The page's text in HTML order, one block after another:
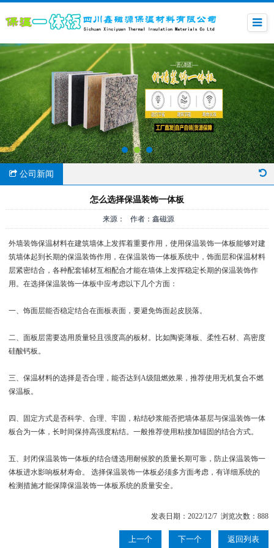
公司新闻
怎么选择保温装饰一体板
来源： 作者：鑫磁源
外墙装饰保温材料在建筑墙体上发挥着重要作用，使用保温装饰一体板能够对建
筑墙体起到长期的保温装饰作用，在保温装饰一体板系统中，饰面层和保温材料
层紧密结合，各种配套辅材互相配合才能在墙体上发挥稳定长期的保温装饰作
用。在选择保温装饰一体板中应考虑以下几个方面：
一、饰面层能否稳定结合在面板表面，要避免饰面起皮脱落。
二、面板层需要选用质量轻且强度高的板材。比如陶瓷薄板、柔性石材、高密度
硅酸钙板。
三、保温材料的选择是否合理，能否达到A级阻燃效果，推荐使用无机复合不燃
保温板。
四、固定方式是否科学、合理、牢固，粘结砂浆能否把墙体基层与保温装饰一体
板合为一体，长时间保持高强度粘结。一般推荐使用粘接加锚固的结合方式。
五、封闭保温装饰一体板的结合缝选用耐候胶的质量长期可靠，防止保温装饰一
体板进水影响板材寿命。 选择保温装饰一体板必须多方面考虑，有详细系统的
检测措施才能保障保温装饰一体板系统的质量安全。
发表日期：2022/12/7 浏览次数：888
上一个 下一个 返回列表